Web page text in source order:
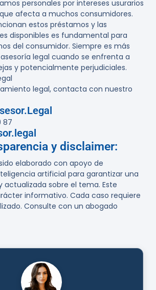
personales por intereses usurarios
afecta a muchos consumidores.
estos préstamos y las
disponibles es fundamental para
del consumidor. Siempre es más
legal cuando se enfrenta a
y potencialmente perjudiciales.
legal, contacta con nuestro
87
y disclaimer:
elaborado con apoyo de
artificial para garantizar una
actualizada sobre el tema. Este
informativo. Cada caso requiere
Consulte con un abogado